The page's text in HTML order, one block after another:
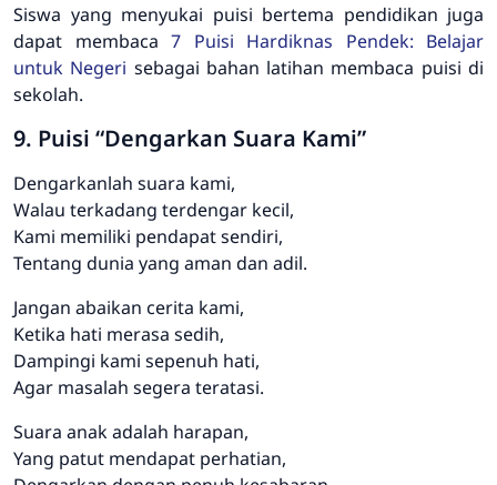
Siswa yang menyukai puisi bertema pendidikan juga
dapat membaca 7 Puisi Hardiknas Pendek: Belajar
untuk Negeri sebagai bahan latihan membaca puisi di
sekolah.
9. Puisi “Dengarkan Suara Kami”
Dengarkanlah suara kami,
Walau terkadang terdengar kecil,
Kami memiliki pendapat sendiri,
Tentang dunia yang aman dan adil.
Jangan abaikan cerita kami,
Ketika hati merasa sedih,
Dampingi kami sepenuh hati,
Agar masalah segera teratasi.
Suara anak adalah harapan,
Yang patut mendapat perhatian,